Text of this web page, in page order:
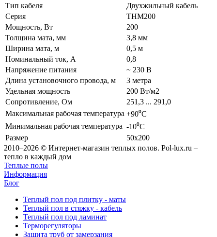
Тип кабеля
Двухжильный кабель
Серия
THM200
Мощность, Вт
200
Толщина мата, мм
3,8 мм
Ширина мата, м
0,5 м
Номинальный ток, А
0,8
Напряжение питания
~ 230 В
Длина установочного провода, м
3 метра
Удельная мощность
200 Вт/м2
Сопротивление, Ом
251,3 ... 291,0
Максимальная рабочая температура +90⁰С
Минимальная рабочая температура -10⁰С
Размер
50x200
2010–2026 © Интернет-магазин теплых полов. Pol-lux.ru –
тепло в каждый дом
Теплые полы
Информация
Блог
Теплый пол под плитку - маты
Теплый пол в стяжку - кабель
Теплый пол под ламинат
Терморегуляторы
Защита труб от замерзания